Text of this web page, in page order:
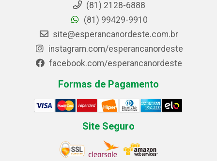
(81) 2128-6888
(81) 99429-9910
site@esperancanordeste.com.br
instagram.com/esperancanordeste
facebook.com/esperancanordeste
Formas de Pagamento
Site Seguro